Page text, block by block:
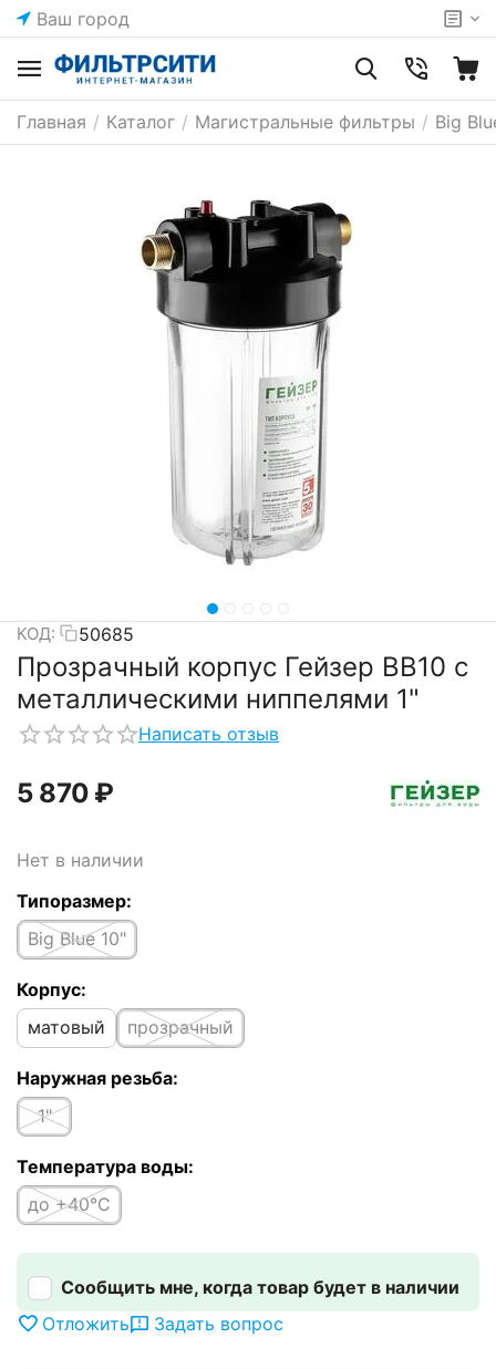
Ваш город
Главная / Каталог / Магистральные фильтры / Big
КОД: 50685
Прозрачный корпус Гейзер BB10 с
металлическими ниппелями 1"
Написать отзыв
5 870 ₽
Нет в наличии
Типоразмер:
Big Blue 10"
Корпус:
матовый
прозрачный
Наружная резьба:
1"
Температура воды:
до +40°C
Сообщить мне, когда товар будет в наличии
Отложить
Задать вопрос